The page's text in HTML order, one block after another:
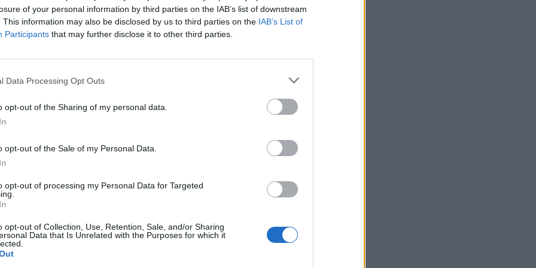
of your personal information by third parties on the IAB’s list of downstream
This information may also be disclosed by us to third parties on the IAB’s List of
Participants that may further disclose it to other third parties.
Data Processing Opt Outs
opt-out of the Sharing of my personal data.
opt-out of the Sale of my Personal Data.
opt-out of processing my Personal Data for Targeted
opt-out of Collection, Use, Retention, Sale, and/or Sharing
Data that Is Unrelated with the Purposes for which it
miután az infláció stabilan közelít a célzott 2%-os szinthez.
Forum 2026Átalakulóban a magyar gazdaságpolitika, a választások után
meg a körülmények és a célok. Merre tart a magyar kormány és mivel néz
és jelentkezésAz Európai Központi Bank az infláció csillapodásával...
portfolio.hu hírarchívumához tartozik, melynek olvasása előfizetéses
tartalmazza:
cikkarchívum
elmúlt 2 év napon belüli
Előfizetés